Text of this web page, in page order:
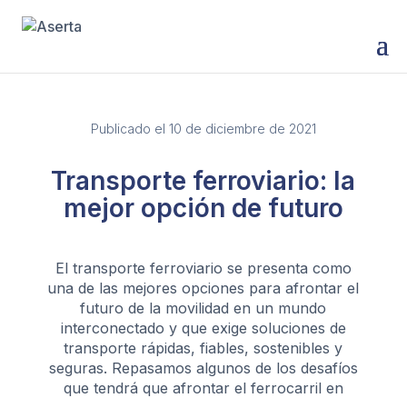
Publicado el 10 de diciembre de 2021
Transporte ferroviario: la
mejor opción de futuro
El transporte ferroviario se presenta como
una de las mejores opciones para afrontar el
futuro de la movilidad en un mundo
interconectado y que exige soluciones de
transporte rápidas, fiables, sostenibles y
seguras. Repasamos algunos de los desafíos
que tendrá que afrontar el ferrocarril en